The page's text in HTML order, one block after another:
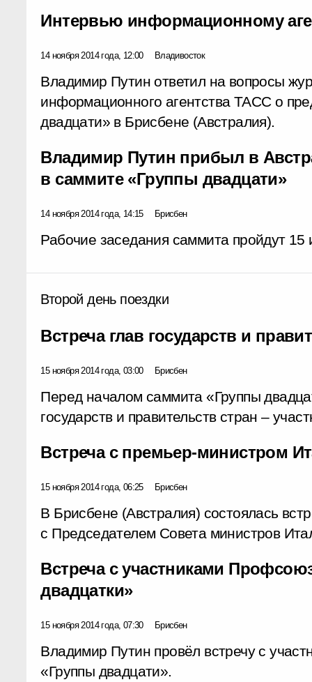
Интервью информационному
14 ноября 2014 года, 12:00 Владивосток
Владимир Путин ответил на вопросы
информационного агентства ТАСС о
двадцати» в Брисбене (Австралия).
Владимир Путин прибыл в
в саммите «Группы двадцати»
14 ноября 2014 года, 14:15 Брисбен
Рабочие заседания саммита пройдут 15
Второй день поездки
Встреча глав государств и
15 ноября 2014 года, 03:00 Брисбен
Перед началом саммита «Группы
государств и правительств стран –
Встреча с премьер-министром
15 ноября 2014 года, 06:25 Брисбен
В Брисбене (Австралия) состоялась
с Председателем Совета министров
Встреча с участниками
двадцатки»
15 ноября 2014 года, 07:30 Брисбен
Владимир Путин провёл встречу с
«Группы двадцати».